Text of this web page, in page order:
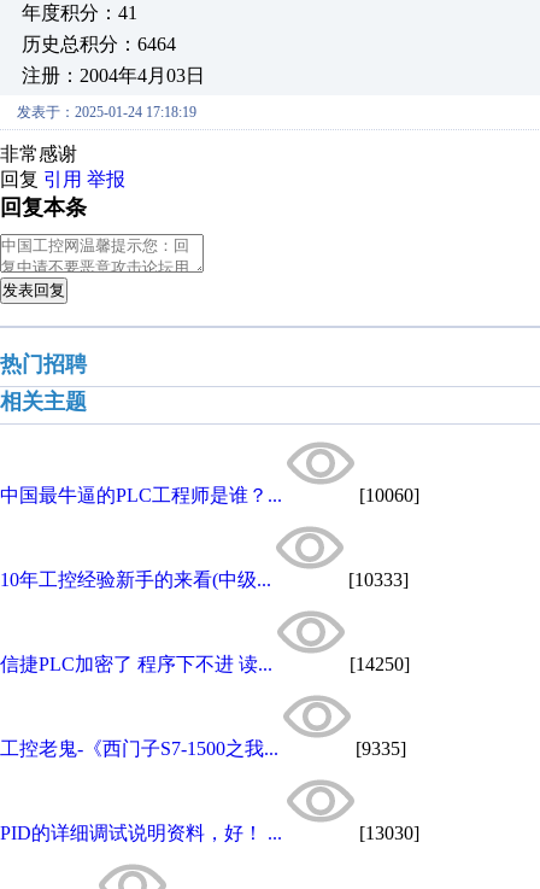
年度积分：41
历史总积分：6464
注册：2004年4月03日
发表于：2025-01-24 17:18:19
非常感谢
回复 引用 举报
回复本条
发表回复
热门招聘
相关主题
中国最牛逼的PLC工程师是谁？... [10060]
10年工控经验新手的来看(中级... [10333]
信捷PLC加密了 程序下不进 读... [14250]
工控老鬼-《西门子S7-1500之我... [9335]
PID的详细调试说明资料，好！ ... [13030]